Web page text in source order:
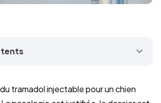
tramadol injectable pour un chien